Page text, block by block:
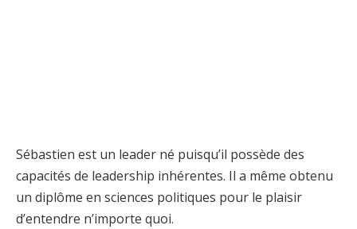
Sébastien est un leader né puisqu’il possède des
capacités de leadership inhérentes. Il a même obtenu
un diplôme en sciences politiques pour le plaisir
d’entendre n’importe quoi.